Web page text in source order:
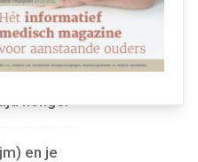
honger
en je